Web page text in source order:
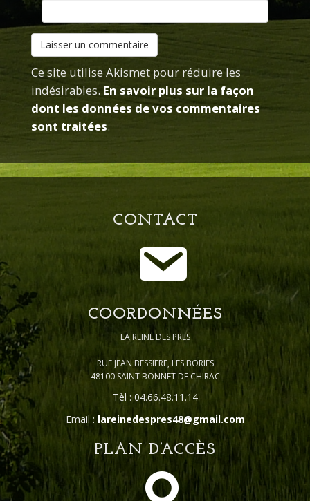
Ce site utilise Akismet pour réduire les
indésirables. En savoir plus sur la façon
dont les données de vos commentaires
sont traitées.
CONTACT
COORDONNÉES
LA REINE DES PRES
RUE JEAN BESSIERE, LES BORIES
48100 SAINT BONNET DE CHIRAC
Tèl : 04.66.48.11.14
Email : lareinedespres48@gmail.com
PLAN D’ACCÈS